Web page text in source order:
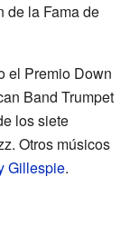
de la Fama de
el Premio Down
Band Trumpet
los siete
Otros músicos
Gillespie.